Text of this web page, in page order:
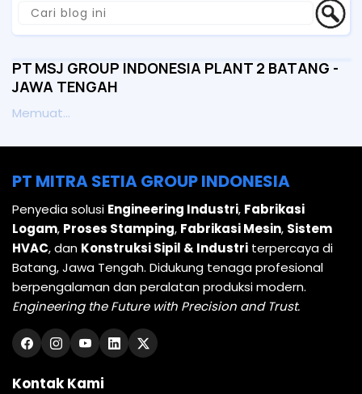
PT MSJ GROUP INDONESIA PLANT 2 BATANG -
JAWA TENGAH
Memuat...
PT MITRA SETIA GROUP INDONESIA
Penyedia solusi Engineering Industri, Fabrikasi
Logam, Proses Stamping, Fabrikasi Mesin, Sistem
HVAC, dan Konstruksi Sipil & Industri terpercaya di
Batang, Jawa Tengah. Didukung tenaga profesional
berpengalaman dan peralatan produksi modern.
Engineering the Future with Precision and Trust.
Kontak Kami